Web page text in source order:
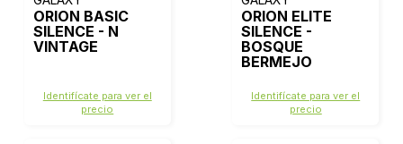
ORION BASIC
SILENCE - N
VINTAGE
Identifícate para ver el
precio
ORION ELITE
SILENCE -
BOSQUE
BERMEJO
Identifícate para ver el
precio